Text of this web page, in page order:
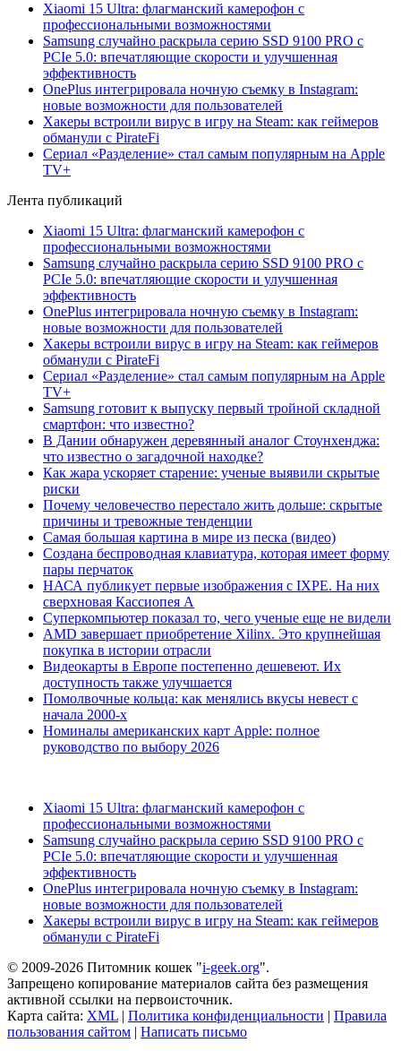
Xiaomi 15 Ultra: флагманский камерофон с
профессиональными возможностями
Samsung случайно раскрыла серию SSD 9100 PRO с
PCIe 5.0: впечатляющие скорости и улучшенная
эффективность
OnePlus интегрировала ночную съемку в Instagram:
новые возможности для пользователей
Хакеры встроили вирус в игру на Steam: как геймеров
обманули с PirateFi
Сериал «Разделение» стал самым популярным на Apple
TV+
Лента публикаций
Xiaomi 15 Ultra: флагманский камерофон с
профессиональными возможностями
Samsung случайно раскрыла серию SSD 9100 PRO с
PCIe 5.0: впечатляющие скорости и улучшенная
эффективность
OnePlus интегрировала ночную съемку в Instagram:
новые возможности для пользователей
Хакеры встроили вирус в игру на Steam: как геймеров
обманули с PirateFi
Сериал «Разделение» стал самым популярным на Apple
TV+
Samsung готовит к выпуску первый тройной складной
смартфон: что известно?
В Дании обнаружен деревянный аналог Стоунхенджа:
что известно о загадочной находке?
Как жара ускоряет старение: ученые выявили скрытые
риски
Почему человечество перестало жить дольше: скрытые
причины и тревожные тенденции
Самая большая картина в мире из песка (видео)
Создана беспроводная клавиатура, которая имеет форму
пары перчаток
НАСА публикует первые изображения с IXPE. На них
сверхновая Кассиопея А
Суперкомпьютер показал то, чего ученые еще не видели
AMD завершает приобретение Xilinx. Это крупнейшая
покупка в истории отрасли
Видеокарты в Европе постепенно дешевеют. Их
доступность также улучшается
Помолвочные кольца: как менялись вкусы невест с
начала 2000-х
Номиналы американских карт Apple: полное
руководство по выбору 2026
Xiaomi 15 Ultra: флагманский камерофон с
профессиональными возможностями
Samsung случайно раскрыла серию SSD 9100 PRO с
PCIe 5.0: впечатляющие скорости и улучшенная
эффективность
OnePlus интегрировала ночную съемку в Instagram:
новые возможности для пользователей
Хакеры встроили вирус в игру на Steam: как геймеров
обманули с PirateFi
© 2009-2026 Питомник кошек "i-geek.org".
Запрещено копирование материалов сайта без размещения
активной ссылки на первоисточник.
Карта сайта: XML | Политика конфиденциальности | Правила
пользования сайтом | Написать письмо